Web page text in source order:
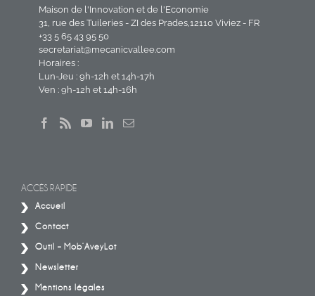
Maison de l'Innovation et de l'Economie
31, rue des Tuileries - ZI des Prades,12110 Viviez - FR
+33 5 65 43 95 50
secretariat@mecanicvallee.com
Horaires :
Lun-Jeu : 9h-12h et 14h-17h
Ven : 9h-12h et 14h-16h
ACCÈS RAPIDE
Accueil
Contact
Outil – Mob’AveyLot
Newsletter
Mentions légales